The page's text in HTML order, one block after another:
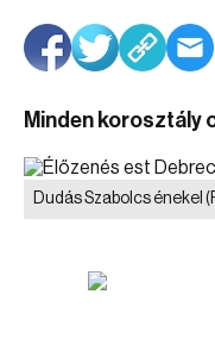
Minden korosztály
Dudás Szabolcs énekel